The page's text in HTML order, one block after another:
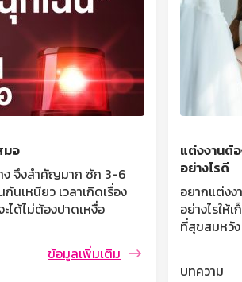
มอ
ง จึงสำคัญมาก ซัก 3-6
นเหนียว เวลาเกิดเรื่อง
ได้ไม่ต้องปาดเหงื่อ
ข้อมูลเพิ่มเติม
แต่งงานต้อ
อย่างไรดี
อยากแต่งง
อย่างไรให้
ที่สุขสมหวัง
บทความ